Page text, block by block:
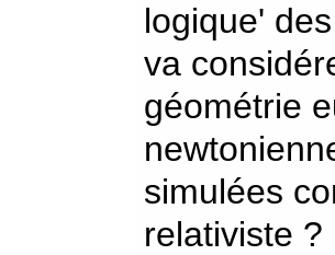
logique'
va
géométrie
simulées
relativiste ?